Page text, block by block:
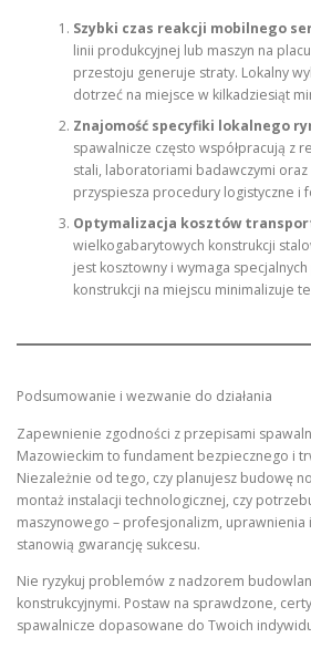
Szybki czas reakcji mobilnego
linii produkcyjnej lub maszyn na
przestoju generuje straty. Lokalny
dotrzeć na miejsce w kilkadziesiąt
Znajomość specyfiki lokalnego
spawalnicze często współpracują z
stali, laboratoriami badawczymi oraz
przyspiesza procedury logistyczne i
Optymalizacja kosztów
wielkogabarytowych konstrukcji
jest kosztowny i wymaga
konstrukcji na miejscu minimalizuje
Podsumowanie i wezwanie do działania
Zapewnienie zgodności z przepisami
Mazowieckim to fundament bezpiecznego i
Niezależnie od tego, czy planujesz budowę
montaż instalacji technologicznej, czy
maszynowego – profesjonalizm, uprawnienia
stanowią gwarancję sukcesu.
Nie ryzykuj problemów z nadzorem
konstrukcyjnymi. Postaw na sprawdzone,
spawalnicze dopasowane do Twoich